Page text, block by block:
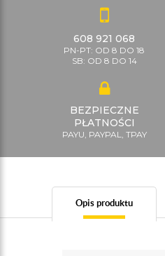
608 921 068
PN-PT: OD 8 DO 18
SB: OD 8 DO 14
BEZPIECZNE
PŁATNOŚCI
PAYU, PAYPAL, TPAY
Opis produktu